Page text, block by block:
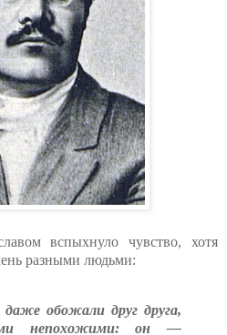
вспыхнуло чувство, хотя
разными людьми:
обожали друг друга,
непохожими: он —